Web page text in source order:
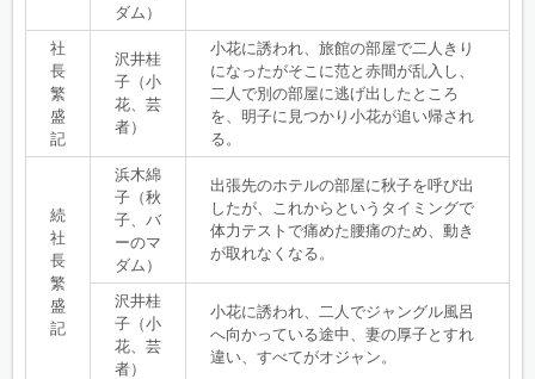
ダム）
社
長
繁
盛
記
沢井桂
子（小
花、芸
者）
小花に誘われ、旅館の部屋で二人きり
になったがそこに范と赤間が乱入し、
二人で別の部屋に逃げ出したところ
を、明子に見つかり小花が追い帰され
る。
続
社
長
繁
盛
記
浜木綿
子（秋
子、バ
ーのマ
ダム）
出張先のホテルの部屋に秋子を呼び出
したが、これからというタイミングで
体力テストで痛めた腰痛のため、動き
が取れなくなる。
沢井桂
子（小
花、芸
者）
小花に誘われ、二人でジャングル風呂
へ向かっている途中、妻の厚子とすれ
違い、すべてがオジャン。